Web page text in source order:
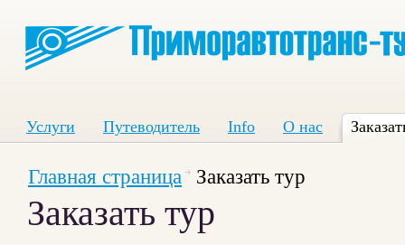
Услуги Путеводитель Info О нас
Главная страница Заказать тур
Заказать тур